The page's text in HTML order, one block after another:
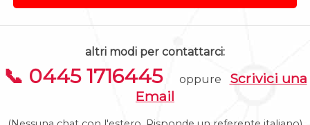
altri modi per contattarci:
📞 0445 1716445 oppure Scrivici una
Email